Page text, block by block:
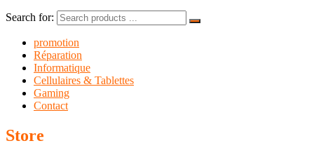
Search for:
promotion
Réparation
Informatique
Cellulaires & Tablettes
Gaming
Contact
Store